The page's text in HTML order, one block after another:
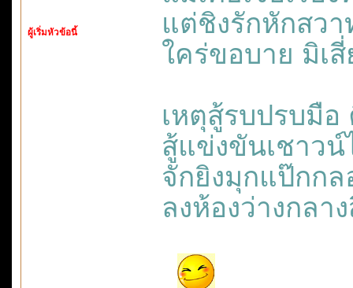
ผู้เริ่มหัวข้อนี้
แต่ชิงรักหักสว
ใคร่ขอบาย มิเ
เหตุสู้รบปรบมือ
สู้แข่งขันเชาวน์
จักยิงมุกแป๊กก
ลงห้องว่างกลา